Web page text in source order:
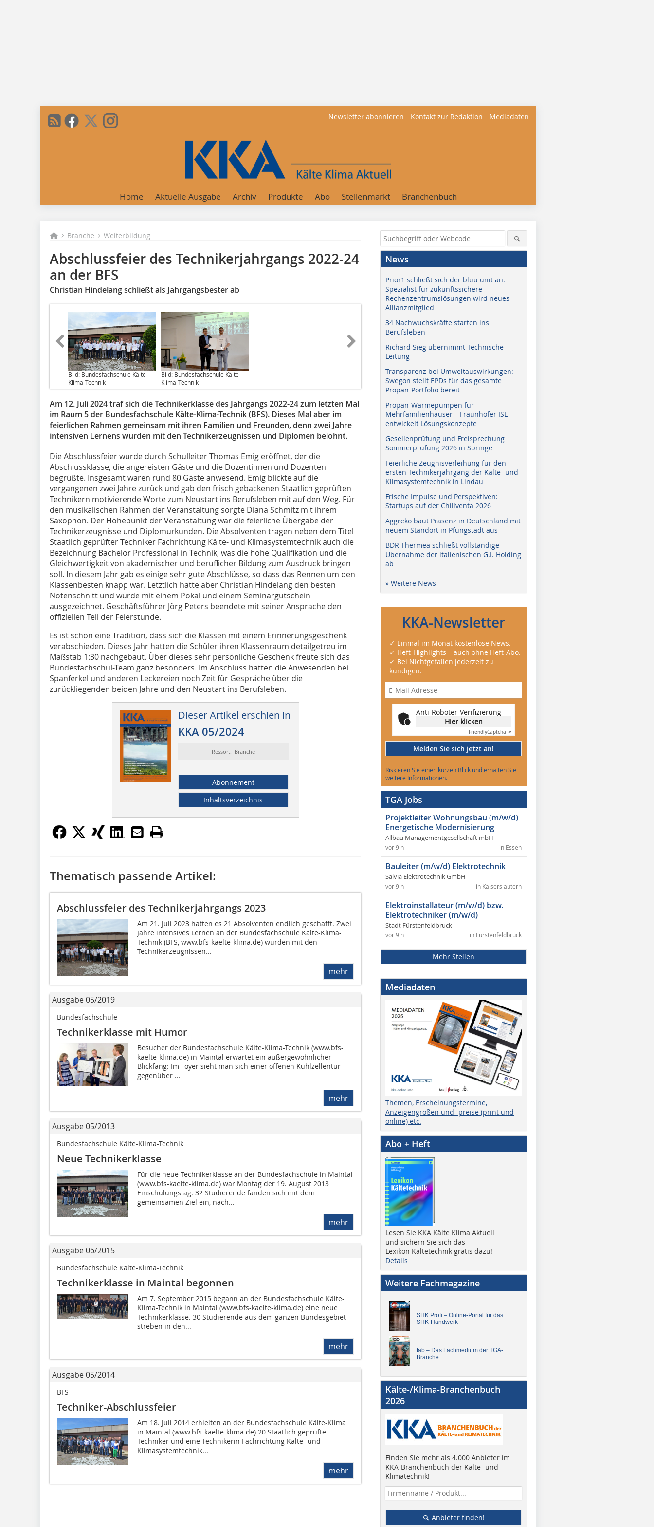
Newsletter abonnieren Kontakt zur Redaktion Mediadaten
Home Aktuelle Ausgabe Archiv Produkte Abo Stellenmarkt Branchenbuch
Branche Weiterbildung
Abschlussfeier des Techniker­jahrgangs 2022-24
an der BFS
Christian Hindelang schließt als Jahrgangsbester ab
Bild: Bundesfachschule Kälte-
Klima-Technik
Bild: Bundesfachschule Kälte-
Klima-Technik
Am 12. Juli 2024 traf sich die Technikerklasse des Jahrgangs 2022-24 zum letzten Mal
im Raum 5 der Bundesfachschule Kälte-Klima-Technik (BFS). Dieses Mal aber im
feierlichen Rahmen gemeinsam mit ihren Familien und Freunden, denn zwei Jahre
intensiven Lernens wurden mit den Technikerzeugnissen und Diplomen belohnt.
Die Abschlussfeier wurde durch Schulleiter Thomas Emig eröffnet, der die
Abschlussklasse, die angereisten Gäste und die Dozentinnen und Dozenten
begrüßte. Insgesamt waren rund 80 Gäste anwesend. Emig blickte auf die
vergangenen zwei Jahre zurück und gab den frisch gebackenen Staatlich geprüften
Technikern motivierende Worte zum Neustart ins Berufsleben mit auf den Weg. Für
den musikalischen Rahmen der Veranstaltung sorgte Diana Schmitz mit ihrem
Saxophon. Der Höhepunkt der Veranstaltung war die feierliche Übergabe der
Technikerzeugnisse und Diplomurkunden. Die Absolventen tragen neben dem Titel
Staatlich geprüfter Techniker Fachrichtung Kälte- und Klimasystemtechnik auch die
Bezeichnung Bachelor Professional in Technik, was die hohe Qualifikation und die
Gleichwertigkeit von akademischer und beruflicher Bildung zum Ausdruck bringen
soll. In diesem Jahr gab es einige sehr gute Abschlüsse, so dass das Rennen um den
Klassenbesten knapp war. Letztlich hatte aber Christian Hindelang den besten
Notenschnitt und wurde mit einem Pokal und einem Seminargutschein
ausgezeichnet. Geschäftsführer Jörg Peters beendete mit seiner Ansprache den
offiziellen Teil der Feierstunde.
Es ist schon eine Tradition, dass sich die Klassen mit einem Erinnerungsgeschenk
verabschieden. Dieses Jahr hatten die Schüler ihren Klassenraum detailgetreu im
Maßstab 1:30 nachgebaut. Über dieses sehr persönliche Geschenk freute sich das
Bundesfachschul-Team ganz besonders. Im Anschluss hatten die Anwesenden bei
Spanferkel und anderen Leckereien noch Zeit für Gespräche über die
zurückliegenden beiden Jahre und den Neustart ins Berufsleben.
Dieser Artikel erschien in
KKA 05/2024
Ressort: Branche
Abonnement
Inhaltsverzeichnis
Thematisch passende Artikel:
Abschlussfeier des Technikerjahrgangs 2023
Am 21. Juli 2023 hatten es 21 Absolventen endlich geschafft. Zwei
Jahre intensives Lernen an der Bundesfachschule Kälte-Klima-
Technik (BFS, www.bfs-kaelte-klima.de) wurden mit den
Technikerzeugnissen...
mehr
Ausgabe 05/2019
Bundesfachschule
Technikerklasse mit Humor
Besucher der Bundesfachschule Kälte-Klima-Technik (www.bfs-
kaelte-klima.de) in Maintal erwartet ein außergewöhnlicher
Blickfang: Im Foyer sieht man sich einer offenen Kühlzellentür
gegenüber ...
mehr
Ausgabe 05/2013
Bundesfachschule Kälte-Klima-Technik
Neue Technikerklasse
Für die neue Technikerklasse an der Bundesfachschule in Maintal
(www.bfs-kaelte-klima.de) war Montag der 19. August 2013
Einschulungstag. 32 Studierende fanden sich mit dem
gemeinsamen Ziel ein, nach...
mehr
Ausgabe 06/2015
Bundesfachschule Kälte-Klima-Technik
Technikerklasse in Maintal begonnen
Am 7. September 2015 begann an der Bundesfachschule Kälte-
Klima-Technik in Maintal (www.bfs-kaelte-klima.de) eine neue
Technikerklasse. 30 Studierende aus dem ganzen Bundesgebiet
streben in den...
mehr
Ausgabe 05/2014
BFS
Techniker-Abschlussfeier
Am 18. Juli 2014 erhielten an der Bundesfachschule Kälte-Klima
in Maintal (www.bfs-kaelte-klima.de) 20 Staatlich geprüfte
Techniker und eine Technikerin Fachrichtung Kälte- und
Klimasystemtechnik...
mehr
News
Prior1 schließt sich der bluu unit an:
Spezialist für zukunftssichere
Rechenzentrumslösungen wird neues
Allianzmitglied
34 Nachwuchskräfte starten ins
Berufsleben
Richard Sieg übernimmt Technische
Leitung
Transparenz bei Umweltauswirkungen:
Swegon stellt EPDs für das gesamte
Propan-Portfolio bereit
Propan-Wärmepumpen für
Mehrfamilienhäuser – Fraunhofer ISE
entwickelt Lösungskonzepte
Gesellenprüfung und Freisprechung
Sommerprüfung 2026 in Springe
Feierliche Zeugnisverleihung für den
ersten Technikerjahrgang der Kälte- und
Klimasystemtechnik in Lindau
Frische Impulse und Perspektiven:
Startups auf der Chillventa 2026
Aggreko baut Präsenz in Deutschland mit
neuem Standort in Pfungstadt aus
BDR Thermea schließt vollständige
Übernahme der italienischen G.I. Holding
ab
» Weitere News
KKA-Newsletter
✓ Einmal im Monat kostenlose News.
✓ Heft-Highlights – auch ohne Heft-Abo.
✓ Bei Nichtgefallen jederzeit zu
kündigen.
Anti-Roboter-Verifizierung
Hier klicken
FriendlyCaptcha ⇗
Melden Sie sich jetzt an!
Riskieren Sie einen kurzen Blick und erhalten Sie
weitere Informationen.
TGA Jobs
Projektleiter Wohnungsbau (m/w/d)
Energetische Modernisierung
Allbau Managementgesellschaft mbH
in Essen
vor 9 h
Bauleiter (m/w/d) Elektrotechnik
Salvia Elektrotechnik GmbH
in Kaiserslautern
vor 9 h
Elektroinstallateur (m/w/d) bzw.
Elektrotechniker (m/w/d)
Stadt Fürstenfeldbruck
in Fürstenfeldbruck
vor 9 h
Mehr Stellen
Mediadaten
Themen, Erscheinungstermine,
Anzeigengrößen und -preise (print und
online) etc.
Abo + Heft
Lesen Sie KKA Kälte Klima Aktuell
und sichern Sie sich das
Lexikon Kältetechnik gratis dazu!
Details
Weitere Fachmagazine
SHK Profi – Online-Portal für das
SHK-Handwerk
tab – Das Fachmedium der TGA-
Branche
Kälte-/Klima-Branchenbuch
2026
Finden Sie mehr als 4.000 Anbieter im
KKA-Branchenbuch der Kälte- und
Klimatechnik!
Anbieter finden!